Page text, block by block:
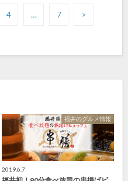
4 … 7 >
福井のグルメ情報
2019.6.7